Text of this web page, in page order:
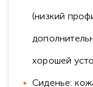
(низкий
хорошей
Сиденье: